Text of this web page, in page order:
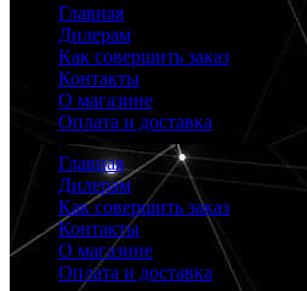
Главная
Дилерам
Как совершить заказ
Контакты
О магазине
Оплата и доставка
Главная
Дилерам
Как совершить заказ
Контакты
О магазине
Оплата и доставка